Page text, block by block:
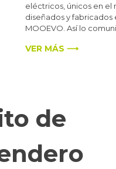
eléctricos, únicos en el
diseñados y fabricados
MOOEVO. Así lo
VER MÁS ⟶
de